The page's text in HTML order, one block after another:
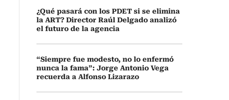
¿Qué pasará con los PDET si se elimina
la ART? Director Raúl Delgado analizó
el futuro de la agencia
“Siempre fue modesto, no lo enfermó
nunca la fama”: Jorge Antonio Vega
recuerda a Alfonso Lizarazo